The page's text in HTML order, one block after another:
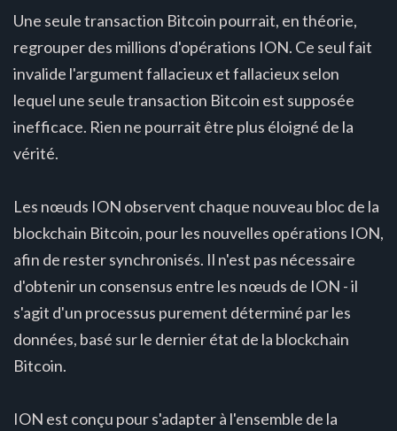
Une seule transaction Bitcoin pourrait, en théorie,
regrouper des millions d'opérations ION. Ce seul fait
invalide l'argument fallacieux et fallacieux selon
lequel une seule transaction Bitcoin est supposée
inefficace. Rien ne pourrait être plus éloigné de la
vérité.
Les nœuds ION observent chaque nouveau bloc de la
blockchain Bitcoin, pour les nouvelles opérations ION,
afin de rester synchronisés. Il n'est pas nécessaire
d'obtenir un consensus entre les nœuds de ION - il
s'agit d'un processus purement déterminé par les
données, basé sur le dernier état de la blockchain
Bitcoin.
ION est conçu pour s'adapter à l'ensemble de la